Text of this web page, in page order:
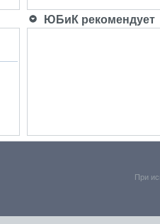
ЮБиК рекомендует
При